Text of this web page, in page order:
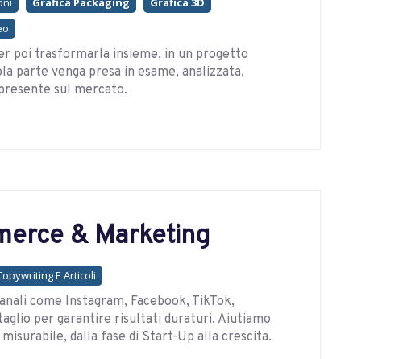
poi trasformarla insieme, in un progetto
parte venga presa in esame, analizzata,
sul mercato.
& Marketing
E Articoli
come Instagram, Facebook, TikTok,
per garantire risultati duraturi. Aiutiamo
dalla fase di Start-Up alla crescita.